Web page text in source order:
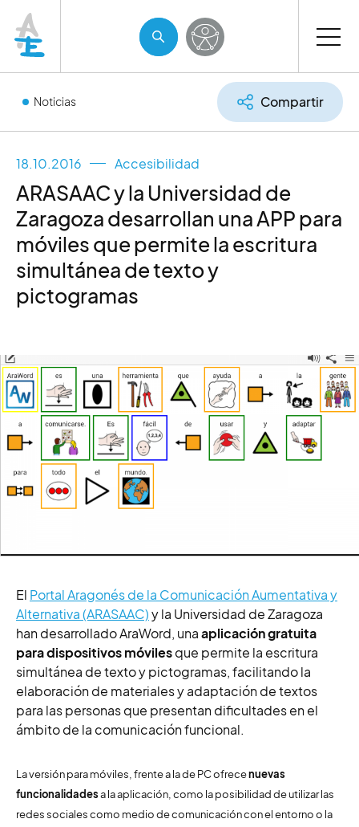
Noticias Compartir
18.10.2016 Accesibilidad
ARASAAC y la Universidad de
Zaragoza desarrollan una APP para
móviles que permite la escritura
simultánea de texto y
pictogramas
El Portal Aragonés de la Comunicación Aumentativa y
Alternativa (ARASAAC)y la Universidad de Zaragoza
han desarrollado AraWord, unaaplicación gratuita
para dispositivos móvilesque permite la escritura
simultánea de texto y pictogramas, facilitando la
elaboración de materiales y adaptación de textos
para las personas que presentan dificultades en el
ámbito de la comunicación funcional.
La versión para móviles, frente a la de PC ofrecenuevas
funcionalidadesa la aplicación, como la posibilidad de utilizar las
redes sociales como medio de comunicación con el entorno o la